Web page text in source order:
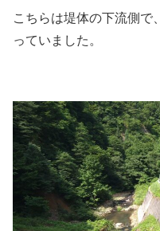
こちらは堤体の下流側で
っていました。